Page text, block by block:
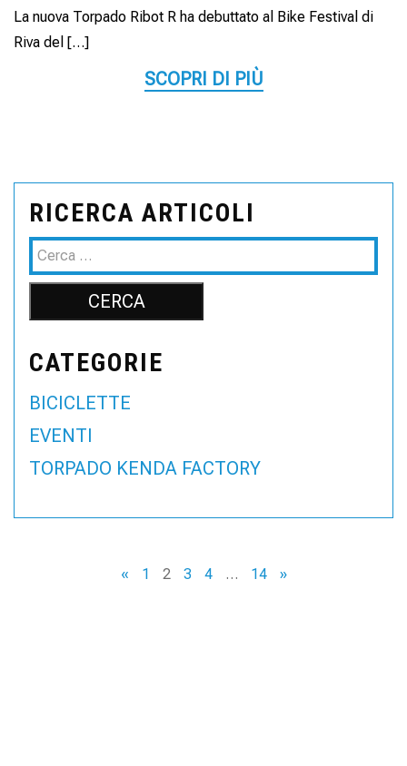
La nuova Torpado Ribot R ha debuttato al Bike Festival di
Riva del […]
SCOPRI DI PIÙ
RICERCA ARTICOLI
CATEGORIE
BICICLETTE
EVENTI
TORPADO KENDA FACTORY
« 1 2 3 4 … 14 »